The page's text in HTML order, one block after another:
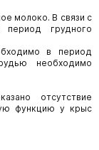
молоко. В связи с
грудного
в период
необходимо
отсутствие
функцию у крыс